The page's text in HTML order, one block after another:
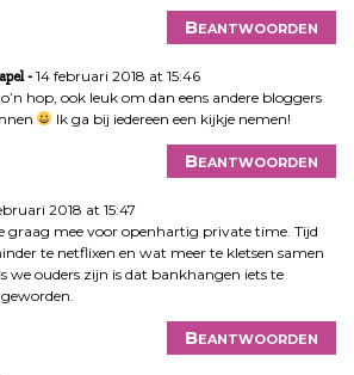
Beantwoorden
14 februari 2018 at 15:46
hop, ook leuk om dan eens andere bloggers
Ik ga bij iedereen een kijkje nemen!
Beantwoorden
2018 at 15:47
graag mee voor openhartig private time. Tijd
te netflixen en wat meer te kletsen samen
we ouders zijn is dat bankhangen iets te
Beantwoorden